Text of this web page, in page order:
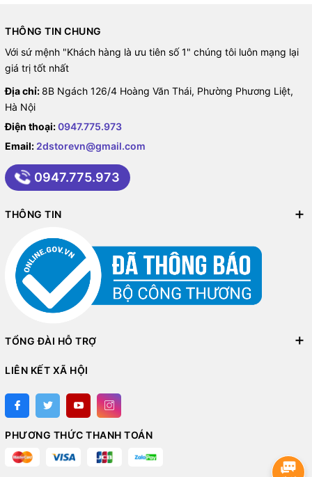
THÔNG TIN CHUNG
Với sứ mệnh "Khách hàng là ưu tiên số 1" chúng tôi luôn mạng lại
giá trị tốt nhất
Địa chỉ: 8B Ngách 126/4 Hoàng Văn Thái, Phường Phương Liệt,
Hà Nội
Điện thoại:0947.775.973
Email: 2dstorevn@gmail.com
0947.775.973
THÔNG TIN
TỔNG ĐÀI HỖ TRỢ
LIÊN KẾT XÃ HỘI
PHƯƠNG THỨC THANH TOÁN